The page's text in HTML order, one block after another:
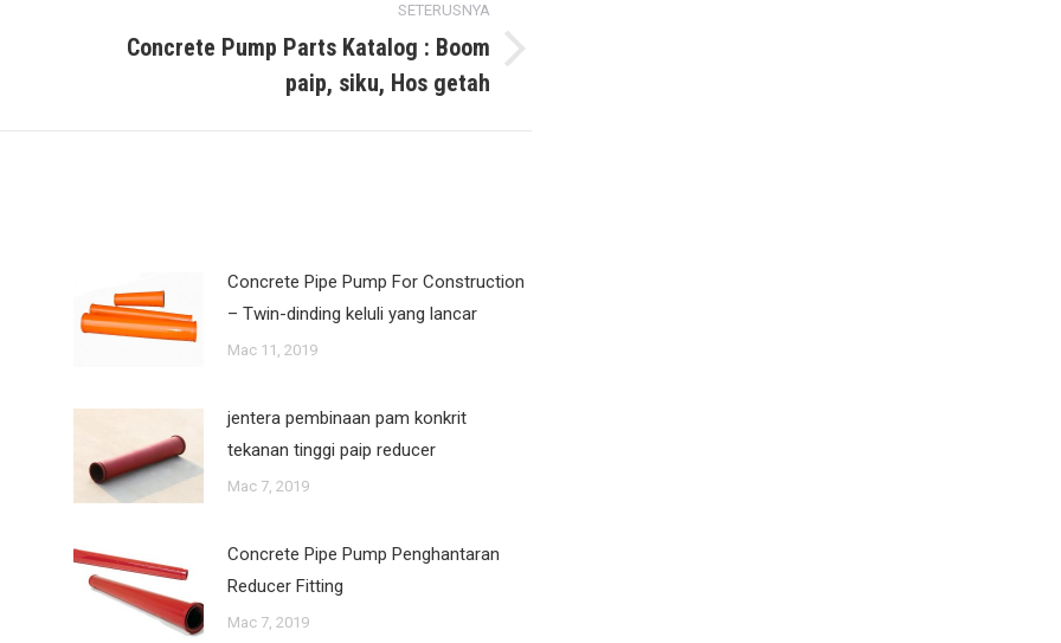
SETERUSNYA
Concrete Pump Parts Katalog : Boom
paip, siku, Hos getah
Concrete Pipe Pump For Construction
– Twin-dinding keluli yang lancar
Mac 11, 2019
jentera pembinaan pam konkrit
tekanan tinggi paip reducer
Mac 7, 2019
Concrete Pipe Pump Penghantaran
Reducer Fitting
Mac 7, 2019